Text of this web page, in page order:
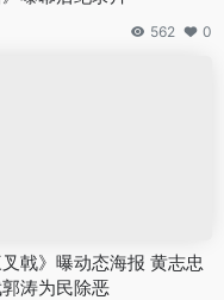
562 0
叉戟》曝动态海报 黄志忠
涛为民除恶